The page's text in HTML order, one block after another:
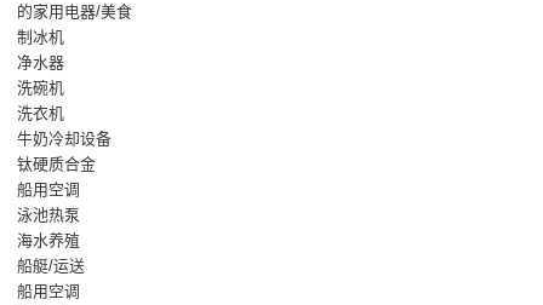
的家用电器/美食
制冰机
净水器
洗碗机
洗衣机
牛奶冷却设备
钛硬质合金
船用空调
泳池热泵
海水养殖
船艇/运送
船用空调